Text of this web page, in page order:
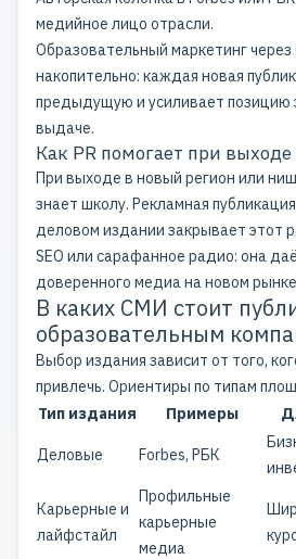
медийное лицо отрасли.
Образовательный маркетинг
накопительно: каждая новая
предыдущую и усиливает позицию
выдаче.
Как PR помогает при
При выходе в новый регион или
знает школу. Рекламная
деловом издании закрывает этот
SEO или сарафанное радио: она
доверенного медиа на новом
В каких СМИ стоит
образовательным
Выбор издания зависит от того,
привлечь. Ориентиры по типам
Тип издания
Примеры
Деловые Forbes, РБК
Карьерные и
лайфстайл
Профильные
карьерные
медиа